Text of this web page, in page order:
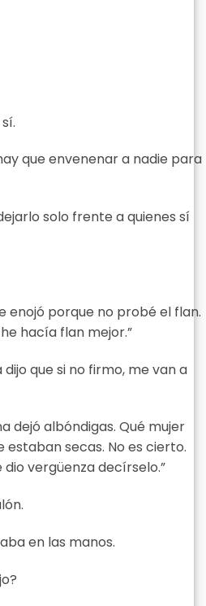
que envenenar a nadie para
solo frente a quienes sí
enojó porque no probé el flan.
hacía flan mejor.”
dijo que si no firmo, me van a
dejó albóndigas. Qué mujer
estaban secas. No es cierto.
dio vergüenza decírselo.”
en las manos.